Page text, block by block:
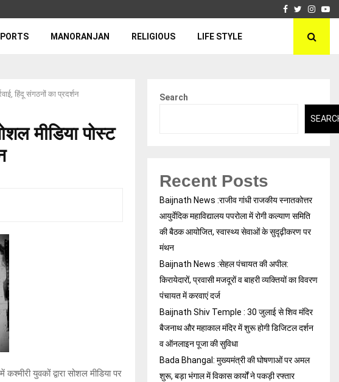
Facebook
Twitter
MANORANJAN RELIGIOUS LIFE STYLE
हिंदू संगठनों का प्रदर्शन
मीडिया पोस्ट
युवकों द्वारा सोशल मीडिया पर
Search
Recent Posts
Baijnath News :राजीव गांधी राजकीय स्नातकोत्तर
आयुर्वेदिक महाविद्यालय पपरोला में रोगी कल्याण समिति
की बैठक आयोजित, स्वास्थ्य सेवाओं के सुदृढ़ीकरण पर
मंथन
Baijnath News :सेहल पंचायत की अपील:
किरायेदारों, प्रवासी मजदूरों व बाहरी व्यक्तियों का विवरण
पंचायत में करवाएं दर्ज
Baijnath Shiv Temple : 30 जुलाई से शिव मंदिर
बैजनाथ और महाकाल मंदिर में शुरू होगी डिजिटल दर्शन
व ऑनलाइन पूजा की सुविधा
Bada Bhangal: मुख्यमंत्री की घोषणाओं पर अमल
शुरू, बड़ा भंगाल में विकास कार्यों ने पकड़ी रफ्तार